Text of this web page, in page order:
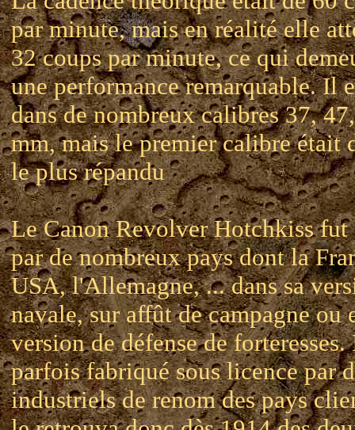
par minute, mais en réalité elle
32 coups par minute, ce qui
une performance remarquable. Il
dans de nombreux calibres 37,
mm, mais le premier calibre était
le plus répandu
Le Canon Revolver Hotchkiss fut
par de nombreux pays dont la
USA, l'Allemagne, ... dans sa
navale, sur affût de campagne ou
version de défense de
parfois fabriqué sous licence par
industriels de renom des pays